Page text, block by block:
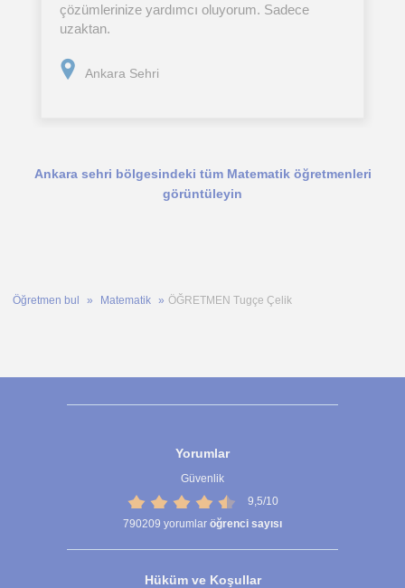
çözümlerinize yardımcı oluyorum. Sadece
uzaktan.
Ankara Sehri
Ankara sehri bölgesindeki tüm Matematik öğretmenleri
görüntüleyin
Öğretmen bul Matematik ÖĞRETMEN Tugçe Çelik
Yorumlar
Güvenlik
9,5/10
790209 yorumlar öğrenci sayısı
Hüküm ve Koşullar